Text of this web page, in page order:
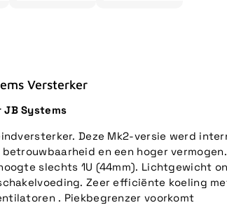
Versterker
JB Systems
Deze Mk2-versie werd
en een hoger
slechts 1U (44mm). Lichtgewicht
Zeer efficiënte koeling
. Piekbegrenzer voorkomt